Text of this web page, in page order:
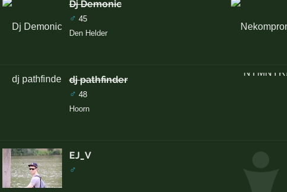
Dj Demonic
♂ 45
Den Helder
dj pathfinder
♂ 48
Hoorn
EJ_V
♂